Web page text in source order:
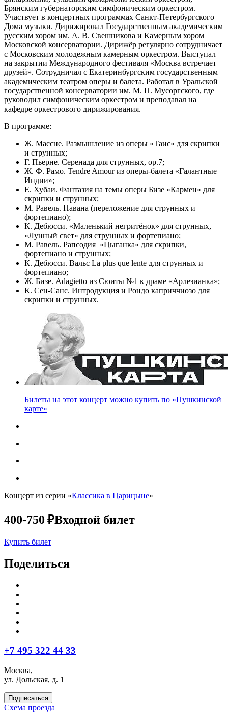
Брянским губернаторским симфоническим оркестром.
Участвует в концертных программах Санкт-Петербургского
Дома музыки. Дирижировал Государственным академическим
русским хором им. А. В. Свешникова и Камерным хором
Московской консерватории. Дирижёр регулярно сотрудничает
с Московским молодежным камерным оркестром. Выступал
на закрытии Международного фестиваля «Москва встречает
друзей». Сотрудничал с Екатеринбургским государственным
академическим театром оперы и балета. Работал в Уральской
государственной консерватории им. М. П. Мусоргского, где
руководил симфоническим оркестром и преподавал на
кафедре оркестрового дирижирования.
В программе:
Ж. Массне. Размышление из оперы «Таис» для скрипки
и струнных;
Г. Пьерне. Серенада для струнных, op.7;
Ж. Ф. Рамо. Tendre Amour из оперы-балета «Галантные
Индии»;
Е. Хубаи. Фантазия на темы оперы Бизе «Кармен» для
скрипки и струнных;
М. Равель. Павана (переложение для струнных и
фортепиано);
К. Дебюсси. «Маленький негритёнок» для струнных,
«Лунный свет» для струнных и фортепиано;
М. Равель. Рапсодия «Цыганка» для скрипки,
фортепиано и струнных;
К. Дебюсси. Вальс La plus que lente для струнных и
фортепиано;
Ж. Бизе. Adagietto из Сюиты №1 к драме «Арлезианка»;
К. Сен-Санс. Интродукция и Рондо каприччиозо для
скрипки и струнных.
Билеты на этот концерт можно купить по «Пушкинской
карте»
Концерт из серии «Классика в Царицыне»
400-750 ₽Входной билет
Купить билет
Поделиться
+7 495 322 44 33
Москва,
ул. Дольская, д. 1
Подписаться
Схема проезда